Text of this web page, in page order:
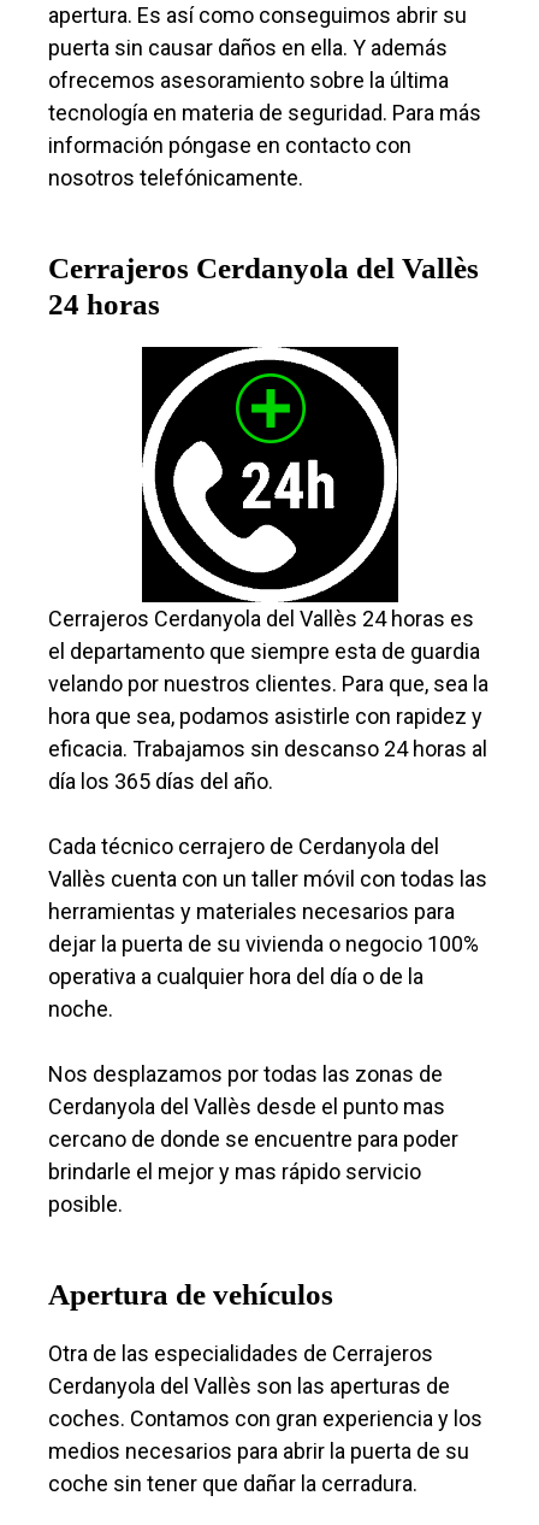
apertura. Es así como conseguimos abrir su
puerta sin causar daños en ella. Y además
ofrecemos asesoramiento sobre la última
tecnología en materia de seguridad. Para más
información póngase en contacto con
nosotros telefónicamente.
Cerrajeros Cerdanyola del Vallès
24 horas
Cerrajeros Cerdanyola del Vallès 24 horas es
el departamento que siempre esta de guardia
velando por nuestros clientes. Para que, sea la
hora que sea, podamos asistirle con rapidez y
eficacia. Trabajamos sin descanso 24 horas al
día los 365 días del año.
Cada técnico cerrajero de Cerdanyola del
Vallès cuenta con un taller móvil con todas las
herramientas y materiales necesarios para
dejar la puerta de su vivienda o negocio 100%
operativa a cualquier hora del día o de la
noche.
Nos desplazamos por todas las zonas de
Cerdanyola del Vallès desde el punto mas
cercano de donde se encuentre para poder
brindarle el mejor y mas rápido servicio
posible.
Apertura de vehículos
Otra de las especialidades de Cerrajeros
Cerdanyola del Vallès son las aperturas de
coches. Contamos con gran experiencia y los
medios necesarios para abrir la puerta de su
coche sin tener que dañar la cerradura.